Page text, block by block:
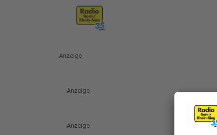
Anzeige
Anzeige
Anzeige